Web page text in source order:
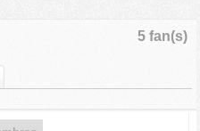
5 fan(s)